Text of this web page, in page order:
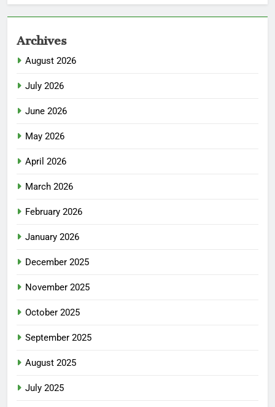
Archives
August 2026
July 2026
June 2026
May 2026
April 2026
March 2026
February 2026
January 2026
December 2025
November 2025
October 2025
September 2025
August 2025
July 2025